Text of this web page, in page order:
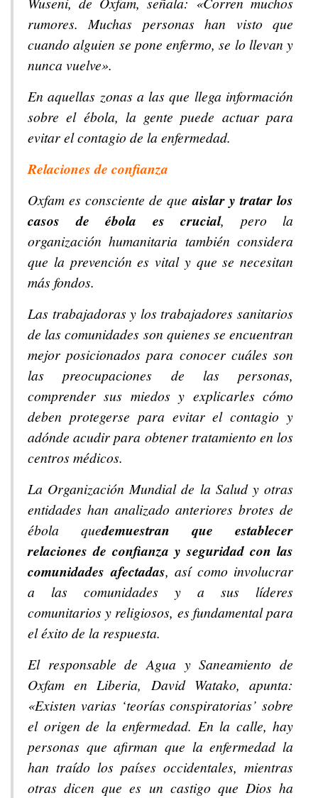
rumores. Muchas personas han visto que
cuando alguien se pone enfermo, se lo llevan y
nunca vuelve».
En aquellas zonas a las que llega información
sobre el ébola, la gente puede actuar para
evitar el contagio de la enfermedad.
Relaciones de confianza
Oxfam es consciente de que aislar y tratar los
casos de ébola es crucial, pero la
organización humanitaria también considera
que la prevención es vital y que se necesitan
más fondos.
Las trabajadoras y los trabajadores sanitarios
de las comunidades son quienes se encuentran
mejor posicionados para conocer cuáles son
las preocupaciones de las personas,
comprender sus miedos y explicarles cómo
deben protegerse para evitar el contagio y
adónde acudir para obtener tratamiento en los
centros médicos.
La Organización Mundial de la Salud y otras
entidades han analizado anteriores brotes de
ébola quedemuestran que establecer
relaciones de confianza y seguridad con las
comunidades afectadas, así como involucrar
a las comunidades y a sus líderes
comunitarios y religiosos, es fundamental para
el éxito de la respuesta.
El responsable de Agua y Saneamiento de
Oxfam en Liberia, David Watako, apunta:
«Existen varias ‘teorías conspiratorias’ sobre
el origen de la enfermedad. En la calle, hay
personas que afirman que la enfermedad la
han traído los países occidentales, mientras
otras dicen que es un castigo que Dios ha